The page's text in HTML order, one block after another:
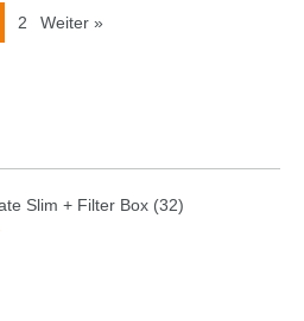
2 Weiter »
Slim + Filter Box (32)